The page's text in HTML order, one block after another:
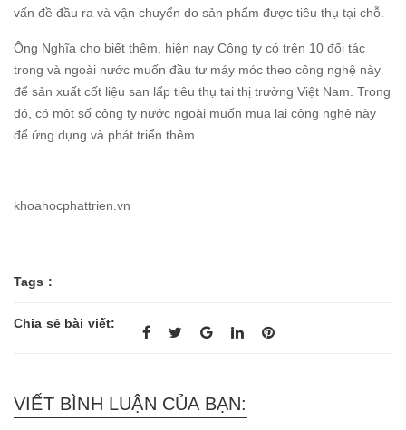
vấn đề đầu ra và vận chuyển do sản phẩm được tiêu thụ tại chỗ.
Ông Nghĩa cho biết thêm, hiện nay Công ty có trên 10 đối tác
trong và ngoài nước muốn đầu tư máy móc theo công nghệ này
để sản xuất cốt liệu san lấp tiêu thụ tại thị trường Việt Nam. Trong
đó, có một số công ty nước ngoài muốn mua lại công nghệ này
để ứng dụng và phát triển thêm.
khoahocphattrien.vn
Tags :
Chia sẻ bài viết:
VIẾT BÌNH LUẬN CỦA BẠN: